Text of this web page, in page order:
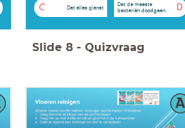
C Dat alles glanst D
Dat de meeste
bacteriën doodgaan.
Slide 8 - Quizvraag